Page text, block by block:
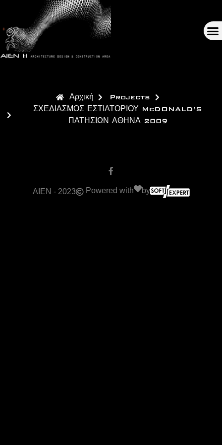
Αρχική
Projects
ΣΧΕΔΙΑΣΜΟΣ ΕΣΤΙΑΤΟΡΙΟΥ McDONALD’S
ΠΑΤΗΣΙΩΝ ΑΘΗΝΑ 2009
AIEN - 2023 Powered with by